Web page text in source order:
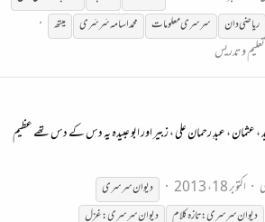
ریاضی دان سرسریمعلومات محمد اسامہ سَرسَری میتھ
تعلیم و تدریس
، عثمان ، عبدِ رحمان علی ، زبیر اور ابو عبیدہ یہ دس کے دس تھے عظیم
اکتوبر 18، 2013 دیوانسرسری
دیوانسرسری: تازہ کلام دیوانسرسری: غزل